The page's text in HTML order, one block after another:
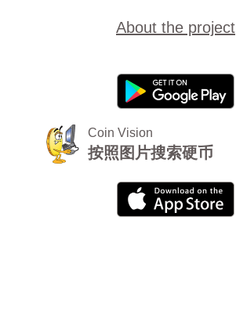
About the project
Coin Vision
按照图片搜索硬币